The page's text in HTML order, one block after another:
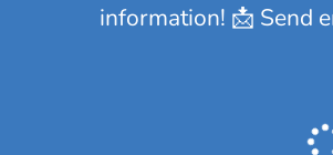
information! 📩 Send